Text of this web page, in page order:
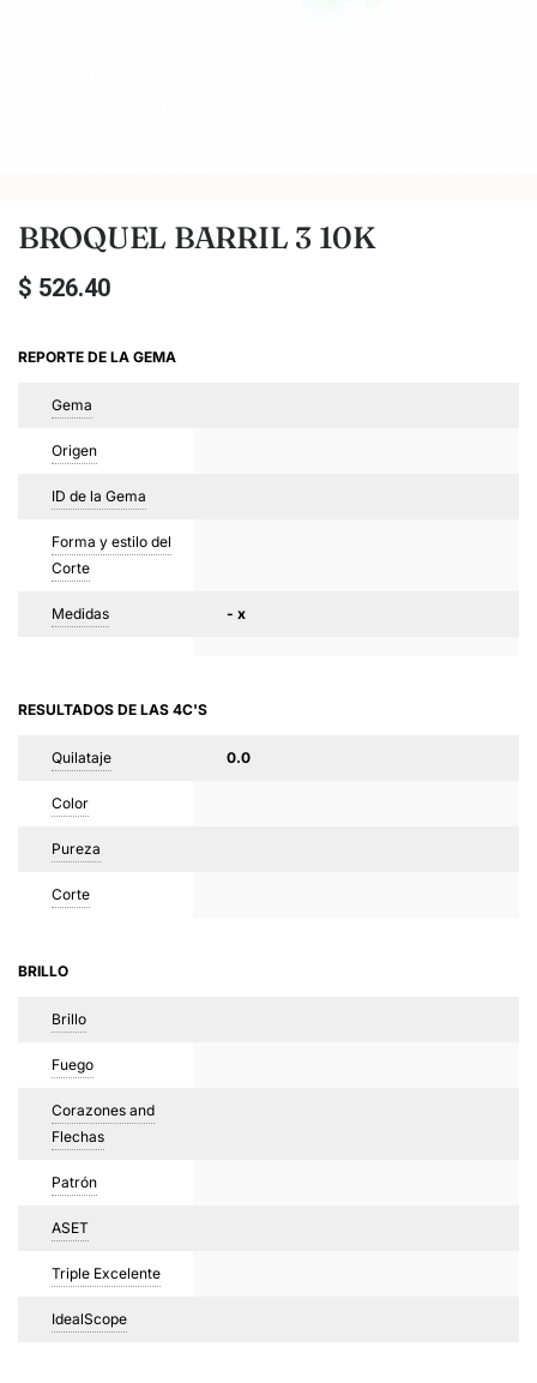
BROQUEL BARRIL 3 10K
$ 526.40
REPORTE DE LA GEMA
Gema
Origen
ID de la Gema
Forma y estilo del
Corte
Medidas - x
RESULTADOS DE LAS 4C'S
Quilataje 0.0
Color
Pureza
Corte
BRILLO
Brillo
Fuego
Corazones and
Flechas
Patrón
ASET
Triple Excelente
IdealScope